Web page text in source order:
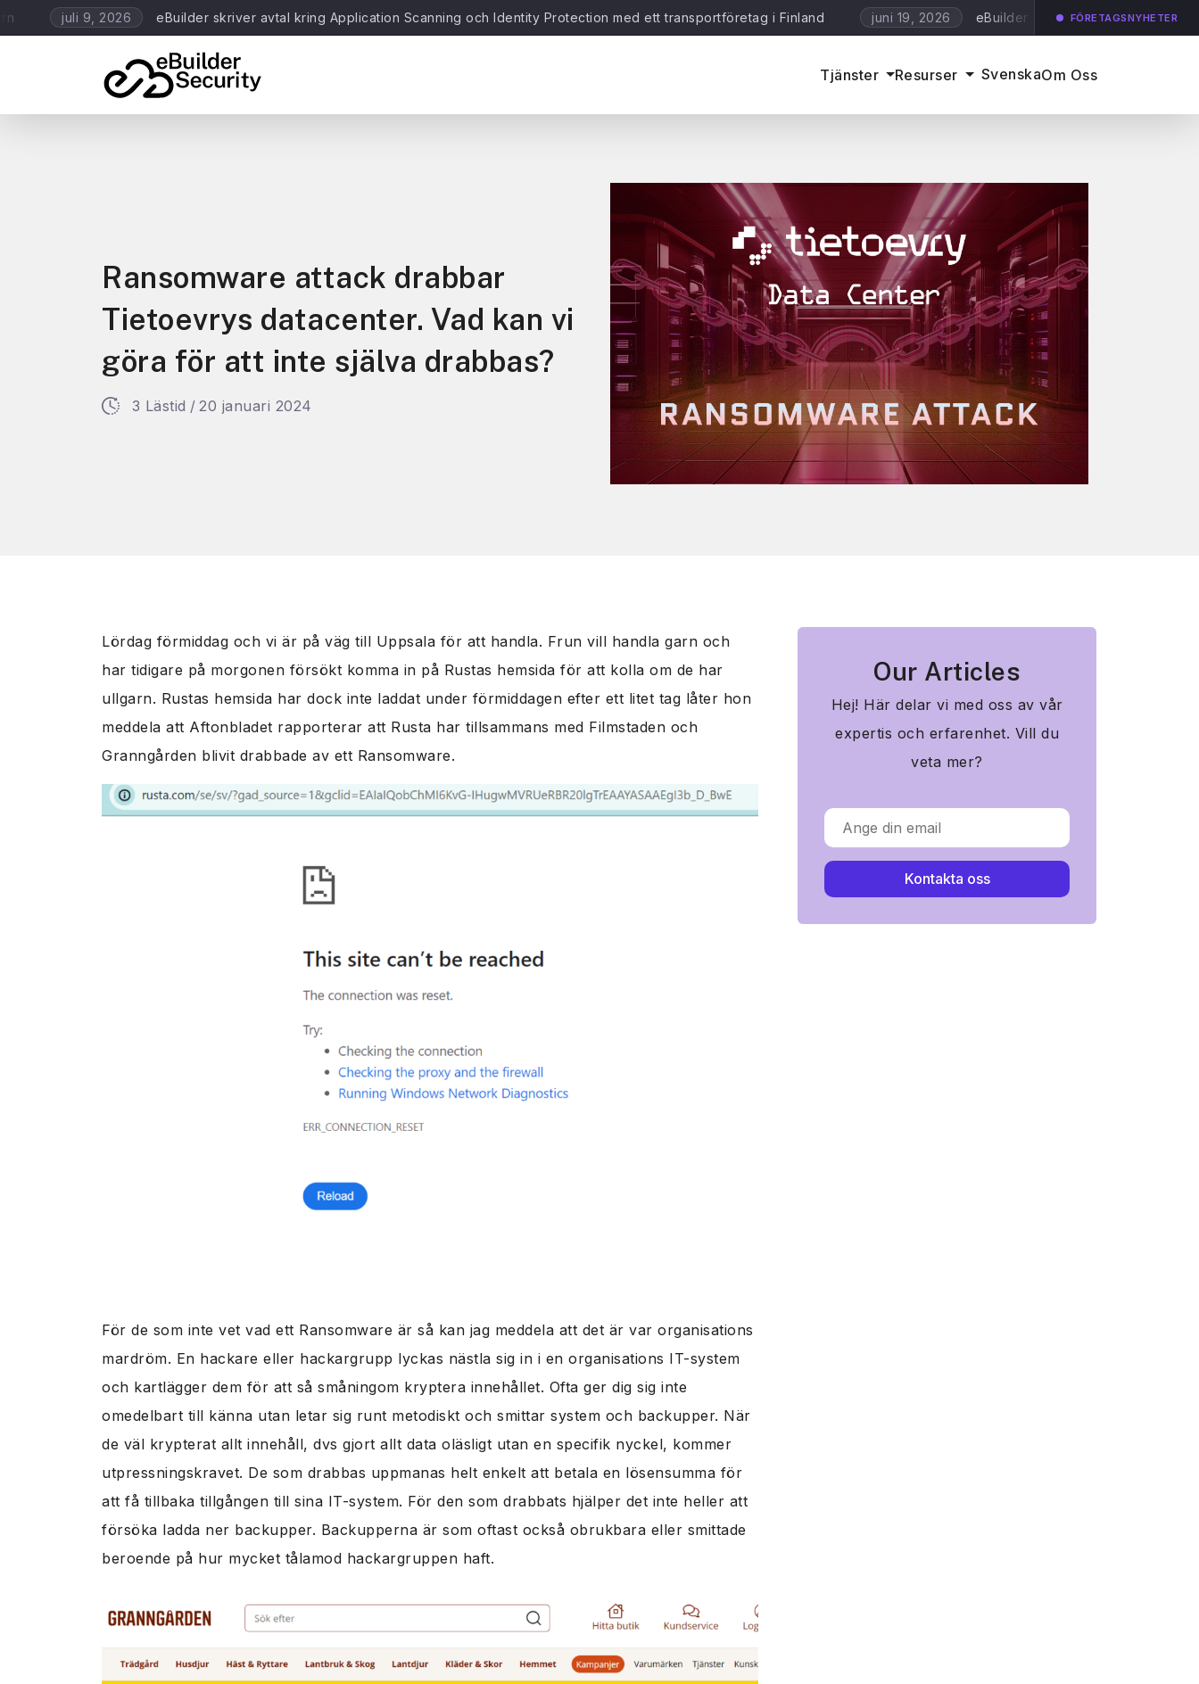
9, 2026 eBuilder skriver avtal kring Application Scanning och Identity Protection med ett transportföretag i Finland juni 19, 2026 eBuilder skriver avtal kring MDR och
FÖRETAGSNYHETER
Tjänster Resurser SvenskaOm Oss
Ransomware attack drabbar
Tietoevrys datacenter. Vad kan vi
göra för att inte själva drabbas?
3 Lästid / 20 januari 2024
Lördag förmiddag och vi är på väg till Uppsala för att handla. Frun vill handla garn och
har tidigare på morgonen försökt komma in på Rustas hemsida för att kolla om de har
ullgarn. Rustas hemsida har dock inte laddat under förmiddagen efter ett litet tag låter hon
meddela att Aftonbladet rapporterar att Rusta har tillsammans med Filmstaden och
Granngården blivit drabbade av ett Ransomware.
För de som inte vet vad ett Ransomware är så kan jag meddela att det är var organisations
mardröm. En hackare eller hackargrupp lyckas nästla sig in i en organisations IT-system
och kartlägger dem för att så småningom kryptera innehållet. Ofta ger dig sig inte
omedelbart till känna utan letar sig runt metodiskt och smittar system och backupper. När
de väl krypterat allt innehåll, dvs gjort allt data oläsligt utan en specifik nyckel, kommer
utpressningskravet. De som drabbas uppmanas helt enkelt att betala en lösensumma för
att få tillbaka tillgången till sina IT-system. För den som drabbats hjälper det inte heller att
försöka ladda ner backupper. Backupperna är som oftast också obrukbara eller smittade
beroende på hur mycket tålamod hackargruppen haft.
Our Articles
Hej! Här delar vi med oss av vår
expertis och erfarenhet. Vill du
veta mer?
Kontakta oss